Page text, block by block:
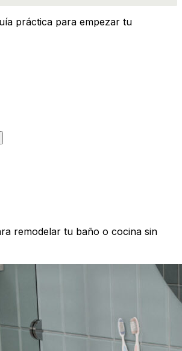
práctica para empezar tu
remodelar tu baño o cocina sin